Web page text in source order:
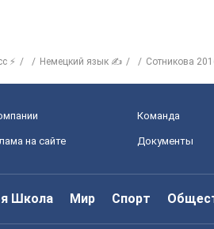
⚡ Немецкий язык ✍ Сотникова
Команда
на сайте Документы
Школа Мир Спорт